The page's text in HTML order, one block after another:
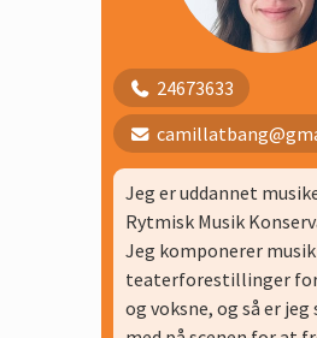
24673633
Jeg er uddannet
Rytmisk Musik
Jeg komponerer
teaterforestillinger
og voksne, og så er